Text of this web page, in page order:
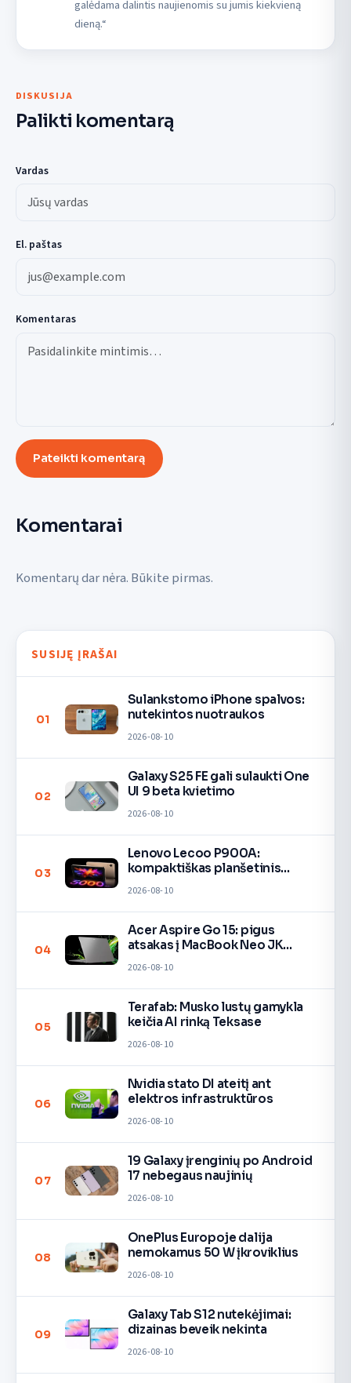
galėdama dalintis naujienomis su jumis kiekvieną
dieną.“
DISKUSIJA
Palikti komentarą
Vardas
El. paštas
Komentaras
Pateikti komentarą
Komentarai
Komentarų dar nėra. Būkite pirmas.
SUSIJĘ ĮRAŠAI
01
Sulankstomo iPhone spalvos:
nutekintos nuotraukos
2026-08-10
02
Galaxy S25 FE gali sulaukti One
UI 9 beta kvietimo
2026-08-10
03
Lenovo Lecoo P900A:
kompaktiškas planšetinis
2026-08-10
04
Acer Aspire Go 15: pigus
atsakas į MacBook Neo JK
2026-08-10
05
Terafab: Musko lustų gamykla
keičia AI rinką Teksase
2026-08-10
06
Nvidia stato DI ateitį ant
elektros infrastruktūros
2026-08-10
07
19 Galaxy įrenginių po Android
17 nebegaus naujinių
2026-08-10
08
OnePlus Europoje dalija
nemokamus 50 W įkroviklius
2026-08-10
09
Galaxy Tab S12 nutekėjimai:
dizainas beveik nekinta
2026-08-10